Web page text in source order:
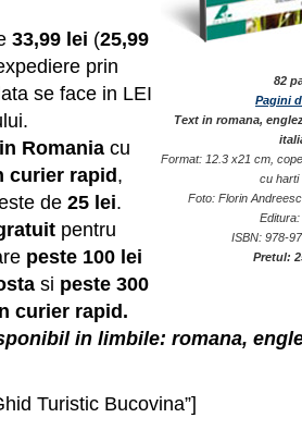
82
Pagini
Text in romana,
Format: 12.3 x21 cm,
cu harti
Foto: Florin
ISBN: 978-
Pretul:
33,99 lei (25,99
prin
se face in LEI
Romania cu
curier rapid,
de 25 lei.
pentru
peste 100 lei
si peste 300
curier rapid.
in limbile: romana,
Turistic Bucovina”]